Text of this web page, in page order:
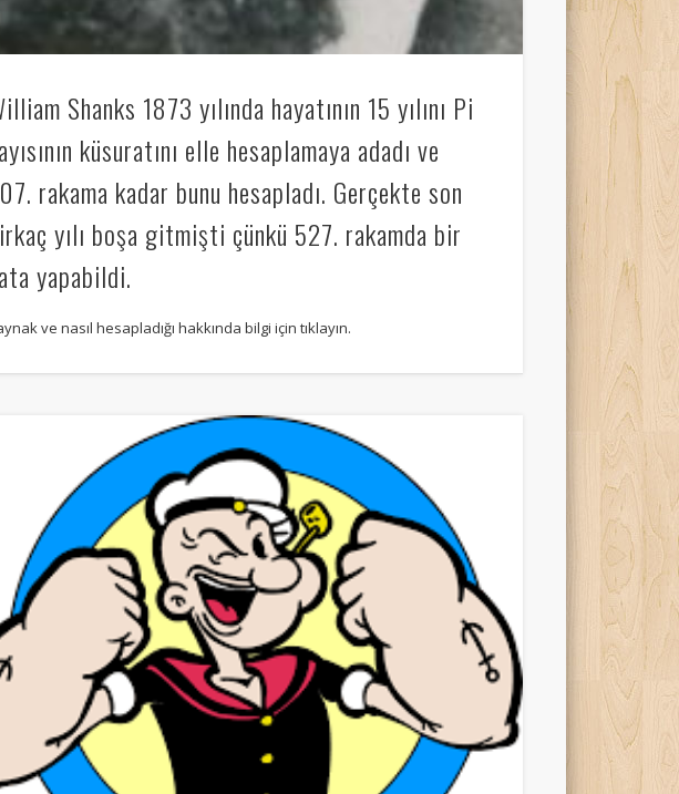
Shanks 1873 yılında hayatının 15 yılını Pi
küsuratını elle hesaplamaya adadı ve
rakama kadar bunu hesapladı. Gerçekte son
yılı boşa gitmişti çünkü 527. rakamda bir
yapabildi.
ve nasıl hesapladığı hakkında bilgi için tıklayın.